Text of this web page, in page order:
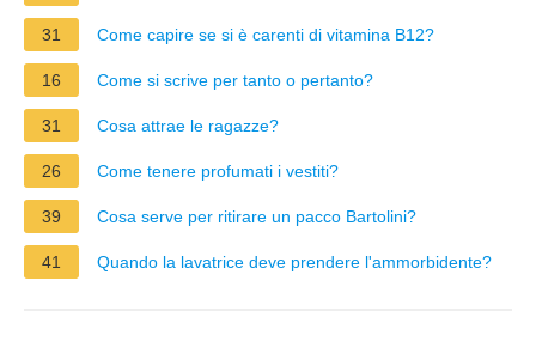
31 Come capire se si è carenti di vitamina B12?
16 Come si scrive per tanto o pertanto?
31 Cosa attrae le ragazze?
26 Come tenere profumati i vestiti?
39 Cosa serve per ritirare un pacco Bartolini?
41 Quando la lavatrice deve prendere l'ammorbidente?